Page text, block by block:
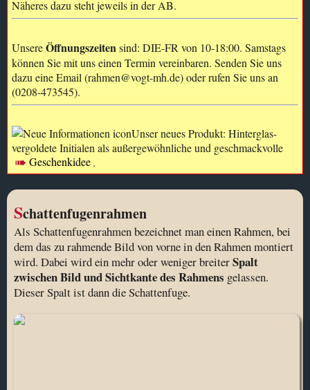
Näheres dazu steht jeweils in der AB.
UnsereÖffnungszeitensind: DIE-FR von 10-18:00. Samstags
können Sie mit uns einen Termin vereinbaren. Senden Sie uns
dazu eine Email (rahmen@vogt-mh.de) oder rufen Sie uns an
(0208-473545).
Unser neues Produkt: Hinterglas-
vergoldete Initialen als außergewöhnliche und geschmackvolle
Geschenkidee .
Schattenfugenrahmen
Als Schattenfugenrahmen bezeichnet man einen Rahmen, bei
dem das zu rahmende Bild von vorne in den Rahmen montiert
wird. Dabei wird ein mehr oder weniger breiterSpalt
zwischen Bild und Sichtkante des Rahmens gelassen.
Dieser Spalt ist dann die Schattenfuge.